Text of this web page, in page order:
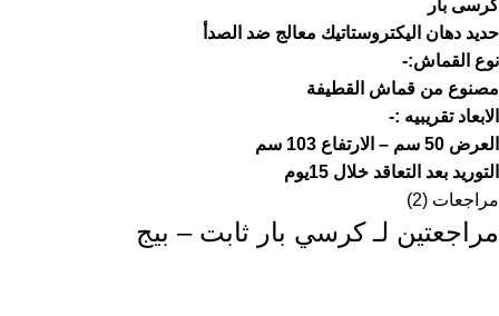
كرسى بار
حديد دهان اليكتروستاتيك معالج ضد الصدأ
نوع القماش:-
مصنوع من قماش القطيفة
الابعاد تقريبيه :-
العرض 50 سم – الارتفاع 103 سم
التوريد بعد التعاقد خلال 15يوم
مراجعات (2)
مراجعتين لـكرسي بار ثابت – بيج